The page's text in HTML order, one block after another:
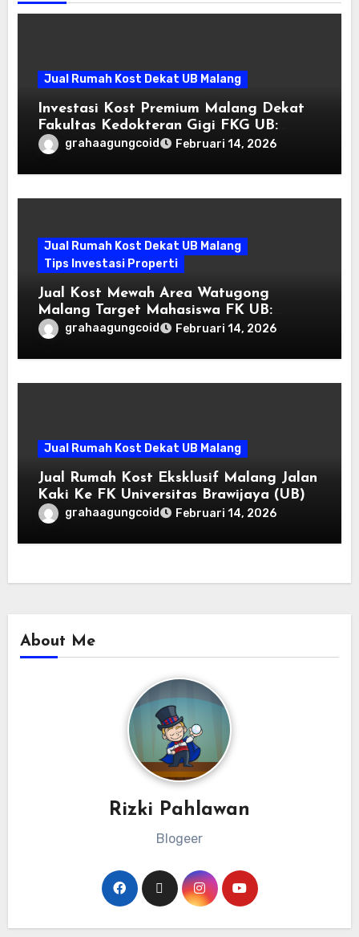
Jual Rumah Kost Dekat UB Malang
Investasi Kost Premium Malang Dekat
Fakultas Kedokteran Gigi FKG UB:
Peluang Passive Income Terbaik 2026
grahaagungcoid Februari 14, 2026
Jual Rumah Kost Dekat UB Malang
Tips Investasi Properti
Jual Kost Mewah Area Watugong
Malang Target Mahasiswa FK UB:
Investasi Properti Premium
grahaagungcoid Februari 14, 2026
Jual Rumah Kost Dekat UB Malang
Jual Rumah Kost Eksklusif Malang Jalan
Kaki Ke FK Universitas Brawijaya (UB)
grahaagungcoid Februari 14, 2026
About Me
Rizki Pahlawan
Blogeer